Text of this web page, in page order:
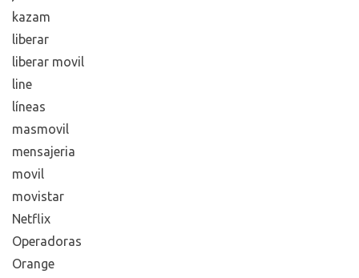
kazam
liberar
liberar movil
line
líneas
masmovil
mensajeria
movil
movistar
Netflix
Operadoras
Orange